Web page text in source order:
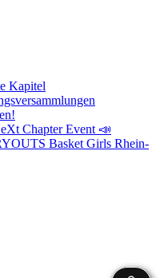
Kapitel
Chapter Event 📣
Basket Girls Rhein-